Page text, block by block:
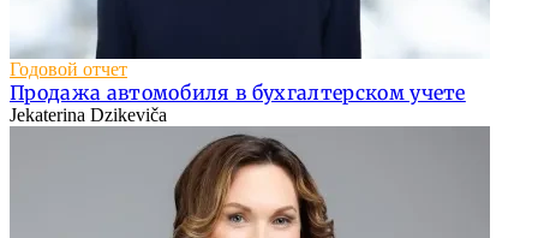
Годовой отчет
Продажа автомобиля в бухгалтерском учете
Jekaterina Dzikeviča